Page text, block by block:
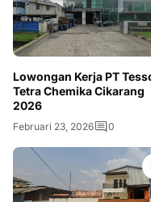
Lowongan Kerja PT
Tetra Chemika Cikarang
2026
Februari 23, 2026 0